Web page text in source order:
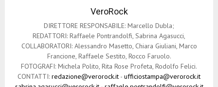
VeroRock
DIRETTORE RESPONSABILE: Marcello Dubla;
REDATTORI: Raffaele Pontrandolfi, Sabrina Agasucci,
COLLABORATORI: Alessandro Masetto, Chiara Giuliani, Marco
Francione, Raffaele Sestito, Rocco Faruolo.
FOTOGRAFI: Michela Polito, Rita Rose Profeta, Rodolfo Felici.
CONTATTI: redazione@verorock.it - ufficiostampa@verorock.it